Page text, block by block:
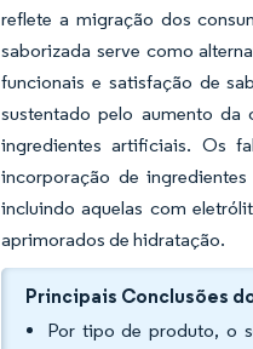
reflete a migração dos
saborizada serve como
funcionais e satisfação de
sustentado pelo aumento da
ingredientes artificiais. Os
incorporação de
incluindo aquelas com
aprimorados de hidratação.
Principais Conclusões
Por tipo de produto, o